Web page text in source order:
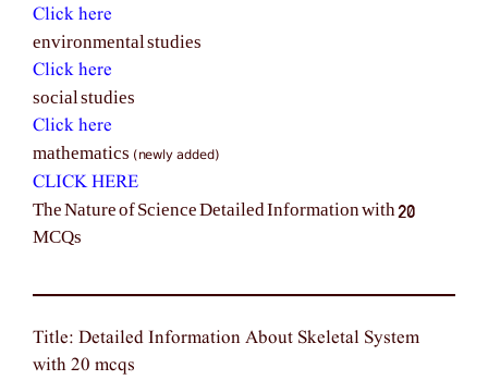
Click here
environmental studies
Click here
social studies
Click here
mathematics (newly added)
CLICK HERE
The Nature of Science Detailed Information with 20
MCQs
Title: Detailed Information About Skeletal System
with 20 mcqs